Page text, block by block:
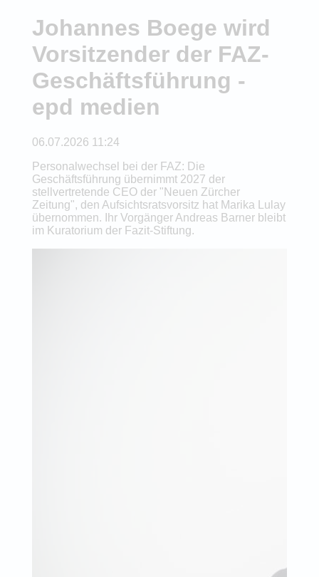
Johannes Boege wird
Vorsitzender der FAZ-
Geschäftsführung -
epd medien
06.07.2026 11:24
Personalwechsel bei der FAZ: Die
Geschäftsführung übernimmt 2027 der
stellvertretende CEO der "Neuen Zürcher
Zeitung", den Aufsichtsratsvorsitz hat Marika Lulay
übernommen. Ihr Vorgänger Andreas Barner bleibt
im Kuratorium der Fazit-Stiftung.